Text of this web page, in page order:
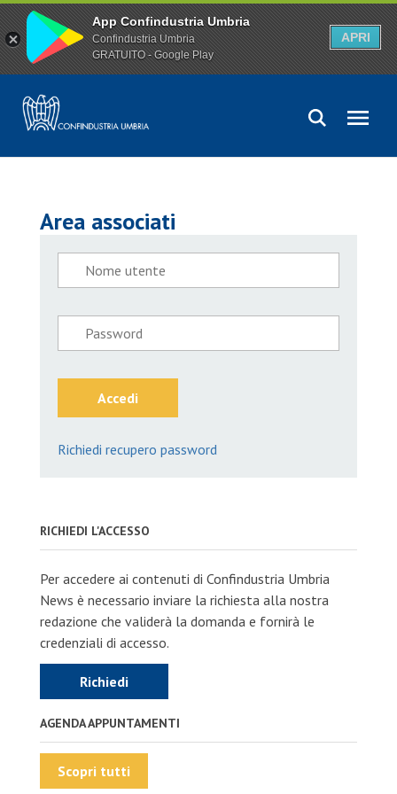
Area associati
Accedi
Richiedi recupero password
RICHIEDI L'ACCESSO
Per accedere ai contenuti di Confindustria Umbria
News è necessario inviare la richiesta alla nostra
redazione che validerà la domanda e fornirà le
credenziali di accesso.
Richiedi
AGENDA APPUNTAMENTI
Scopri tutti
App Confindustria Umbria
Confindustria Umbria
GRATUITO - Google Play
APRI